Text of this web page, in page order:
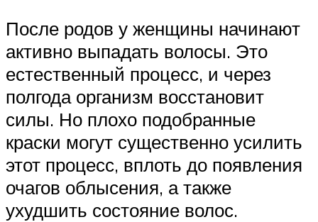
После родов у женщины начинают
активно выпадать волосы. Это
естественный процесс, и через
полгода организм восстановит
силы. Но плохо подобранные
краски могут существенно усилить
этот процесс, вплоть до появления
очагов облысения, а также
ухудшить состояние волос.